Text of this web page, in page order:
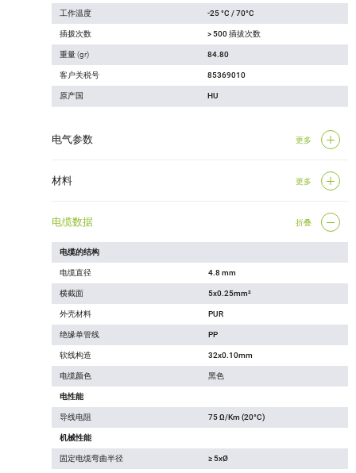
工作温度 -25 °C / 70°C
插拨次数 > 500 插拔次数
重量 (gr) 84.80
客户关税号 85369010
原产国 HU
电气参数 更多
材料 更多
电缆数据 折叠
电缆的结构
电缆直径 4.8 mm
横截面 5x0.25mm²
外壳材料 PUR
绝缘单管线 PP
软线构造 32x0.10mm
电缆颜色 黑色
电性能
导线电阻 75 Ω/Km (20°C)
机械性能
固定电缆弯曲半径 ≥ 5xØ